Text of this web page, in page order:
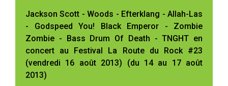
Jackson Scott - Woods - Efterklang - Allah-Las
- Godspeed You! Black Emperor - Zombie
Zombie - Bass Drum Of Death - TNGHT en
concert au Festival La Route du Rock #23
(vendredi 16 août 2013) (du 14 au 17 août
2013)